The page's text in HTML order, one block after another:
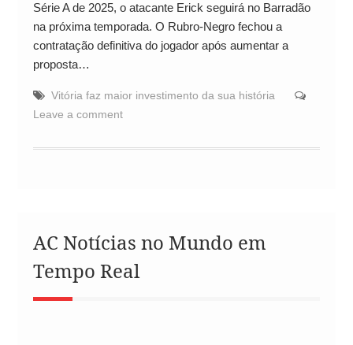
Série A de 2025, o atacante Erick seguirá no Barradão
na próxima temporada. O Rubro-Negro fechou a
contratação definitiva do jogador após aumentar a
proposta…
Vitória faz maior investimento da sua história
Leave a comment
AC Notícias no Mundo em
Tempo Real